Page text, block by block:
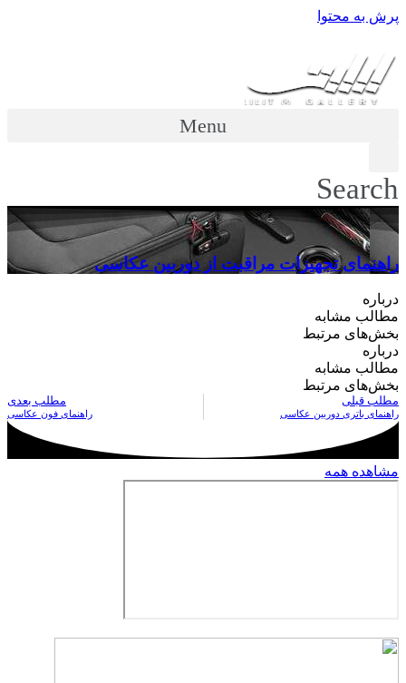
پرش به محتوا
Menu
Search
راهنمای تجهیزات مراقبت از دوربین عکاسی
درباره
مطالب مشابه
بخش‌های مرتبط
درباره
مطالب مشابه
بخش‌های مرتبط
مطلب قبلی
راهنمای باتری دوربین عکاسی
مطلب بعدی
راهنمای فون عکاسی
مشاهده همه